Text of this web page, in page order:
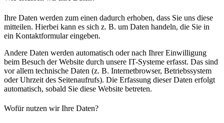
Ihre Daten werden zum einen dadurch erhoben, dass Sie uns diese
mitteilen. Hierbei kann es sich z. B. um Daten handeln, die Sie in
ein Kontaktformular eingeben.
Andere Daten werden automatisch oder nach Ihrer Einwilligung
beim Besuch der Website durch unsere IT-Systeme erfasst. Das sind
vor allem technische Daten (z. B. Internetbrowser, Betriebssystem
oder Uhrzeit des Seitenaufrufs). Die Erfassung dieser Daten erfolgt
automatisch, sobald Sie diese Website betreten.
Wofür nutzen wir Ihre Daten?